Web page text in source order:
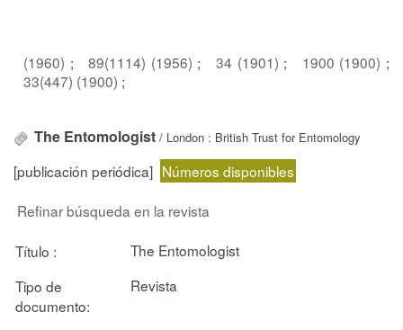
(1960) ; 89(1114) (1956) ; 34 (1901) ; 1900 (1900) ;
33(447) (1900) ;
The Entomologist / London : British Trust for Entomology
[publicación periódica] Números disponibles
Refinar búsqueda en la revista
Título :
The Entomologist
Tipo de
documento:
Revista